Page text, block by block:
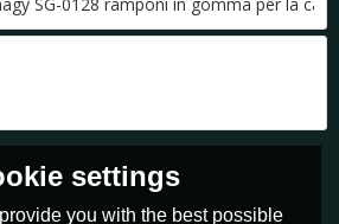
.xls/.pdf,settings
you with the best possible